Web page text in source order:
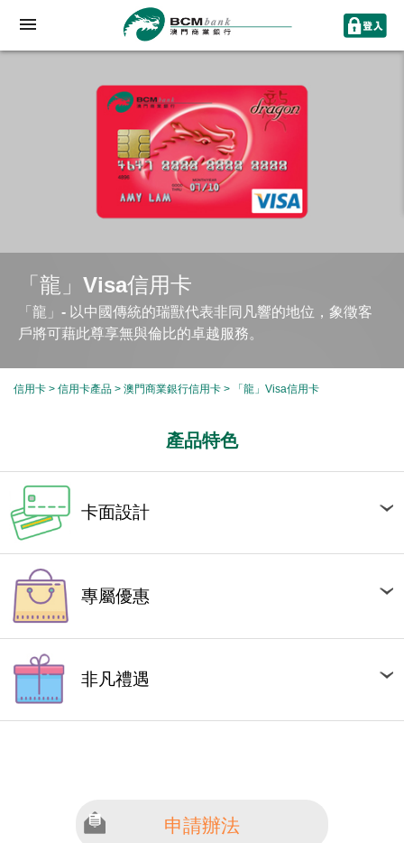
「龍」Visa信用卡
「龍」- 以中國傳統的瑞獸代表非同凡響的地位，象徵客
戶將可藉此尊享無與倫比的卓越服務。
信用卡 > 信用卡產品 > 澳門商業銀行信用卡 > 「龍」Visa信用卡
產品特色
卡面設計
專屬優惠
非凡禮遇
申請辦法